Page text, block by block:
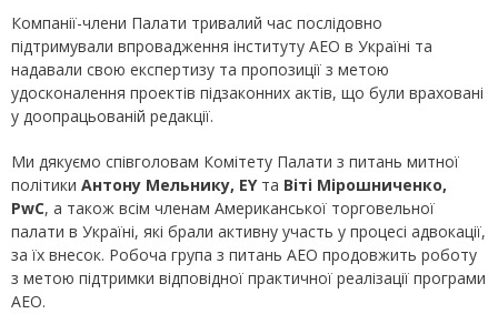
Компанії-члени Палати тривалий час послідовно
підтримували впровадження інституту АЕО в Україні та
надавали свою експертизу та пропозиції з метою
удосконалення проектів підзаконних актів, що були враховані
у доопрацьованій редакції.
Ми дякуємо співголовам Комітету Палати з питань митної
політики Антону Мельнику, EYта Віті Мірошниченко,
PwC, а також всім членам Американської торговельної
палати в Україні, які брали активну участь у процесі адвокації,
за їх внесок. Робоча група з питань АЕО продовжить роботу
з метою підтримки відповідної практичної реалізації програми
АЕО.